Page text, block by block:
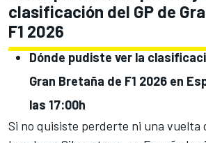
clasificación del GP de
F1 2026
Dónde pudiste ver la
Gran Bretaña de F1 2026 en
las 17:00h
Si no quisiste perderte ni una vuelta